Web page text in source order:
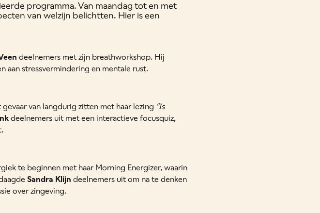
programma. Van maandag tot en met
van welzijn belichtten. Hier is een
deelnemers met zijn breathworkshop. Hij
aan stressvermindering en mentale rust.
van langdurig zitten met haar lezing "Is
deelnemers uit met een interactieve focusquiz,
te beginnen met haar Morning Energizer, waarin
Sandra Klijn deelnemers uit om na te denken
over zingeving.